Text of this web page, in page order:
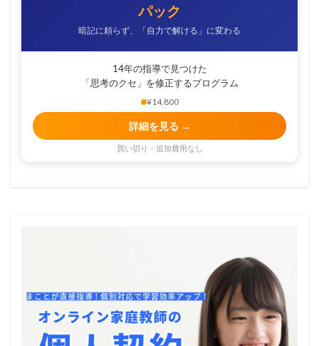
パック
暗記に頼らず、「自力で解ける」に変わる
14年の指導で見つけた
「思考のクセ」を修正するプログラム
¥14,800
詳細を見る →
買い切り・追加費用なし